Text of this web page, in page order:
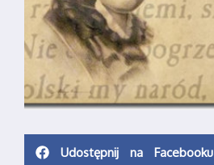
Udostępnij na Facebooku